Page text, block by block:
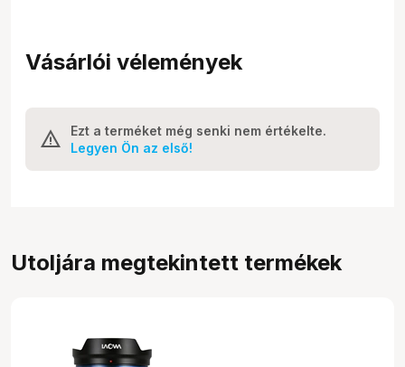
Vásárlói vélemények
Ezt a terméket még senki nem értékelte.
Legyen Ön az első!
Utoljára megtekintett termékek